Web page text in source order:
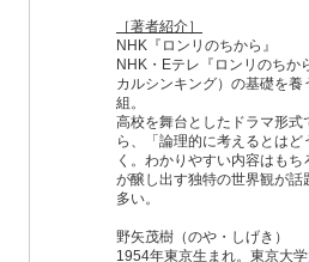
［著者紹介］
NHK『ロンリのちから』
NHK・Eテレ『ロンリのちか
カルシンキング）の基礎を
組。
高校を舞台としたドラマ形
ら、「論理的に考えるとは
く。わかりやすい内容はも
が醸し出す独特の世界観が話
多い。
野矢茂樹（のや・しげき）
1954年東京生まれ。東京大